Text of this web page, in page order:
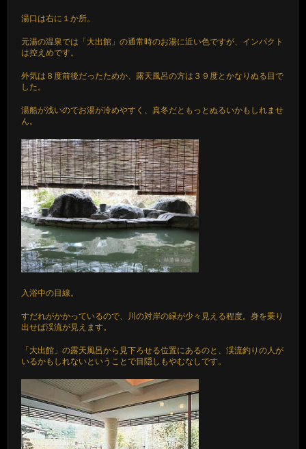
湯口は右に１か所。
元湯の温泉では「大出館」の通常時のお湯に近い色ですが、インパクト
は控えめです。
外気は８度前後だったためか、露天風呂の方は３９度とかなりぬる目で
した。
湯船が浅いのでお湯が冷めやすく、真冬だともっとぬるいかもしれませ
ん。
入浴中の目線。
すだれがかかっているので、川の対岸の緑が少々見える程度。身を乗り
出せば渓流が見えます。
「大出館」の露天風呂から見下ろせる位置にあるのと、渓流釣りの人が
いるかもしれないということで目隠しもやむなしです。